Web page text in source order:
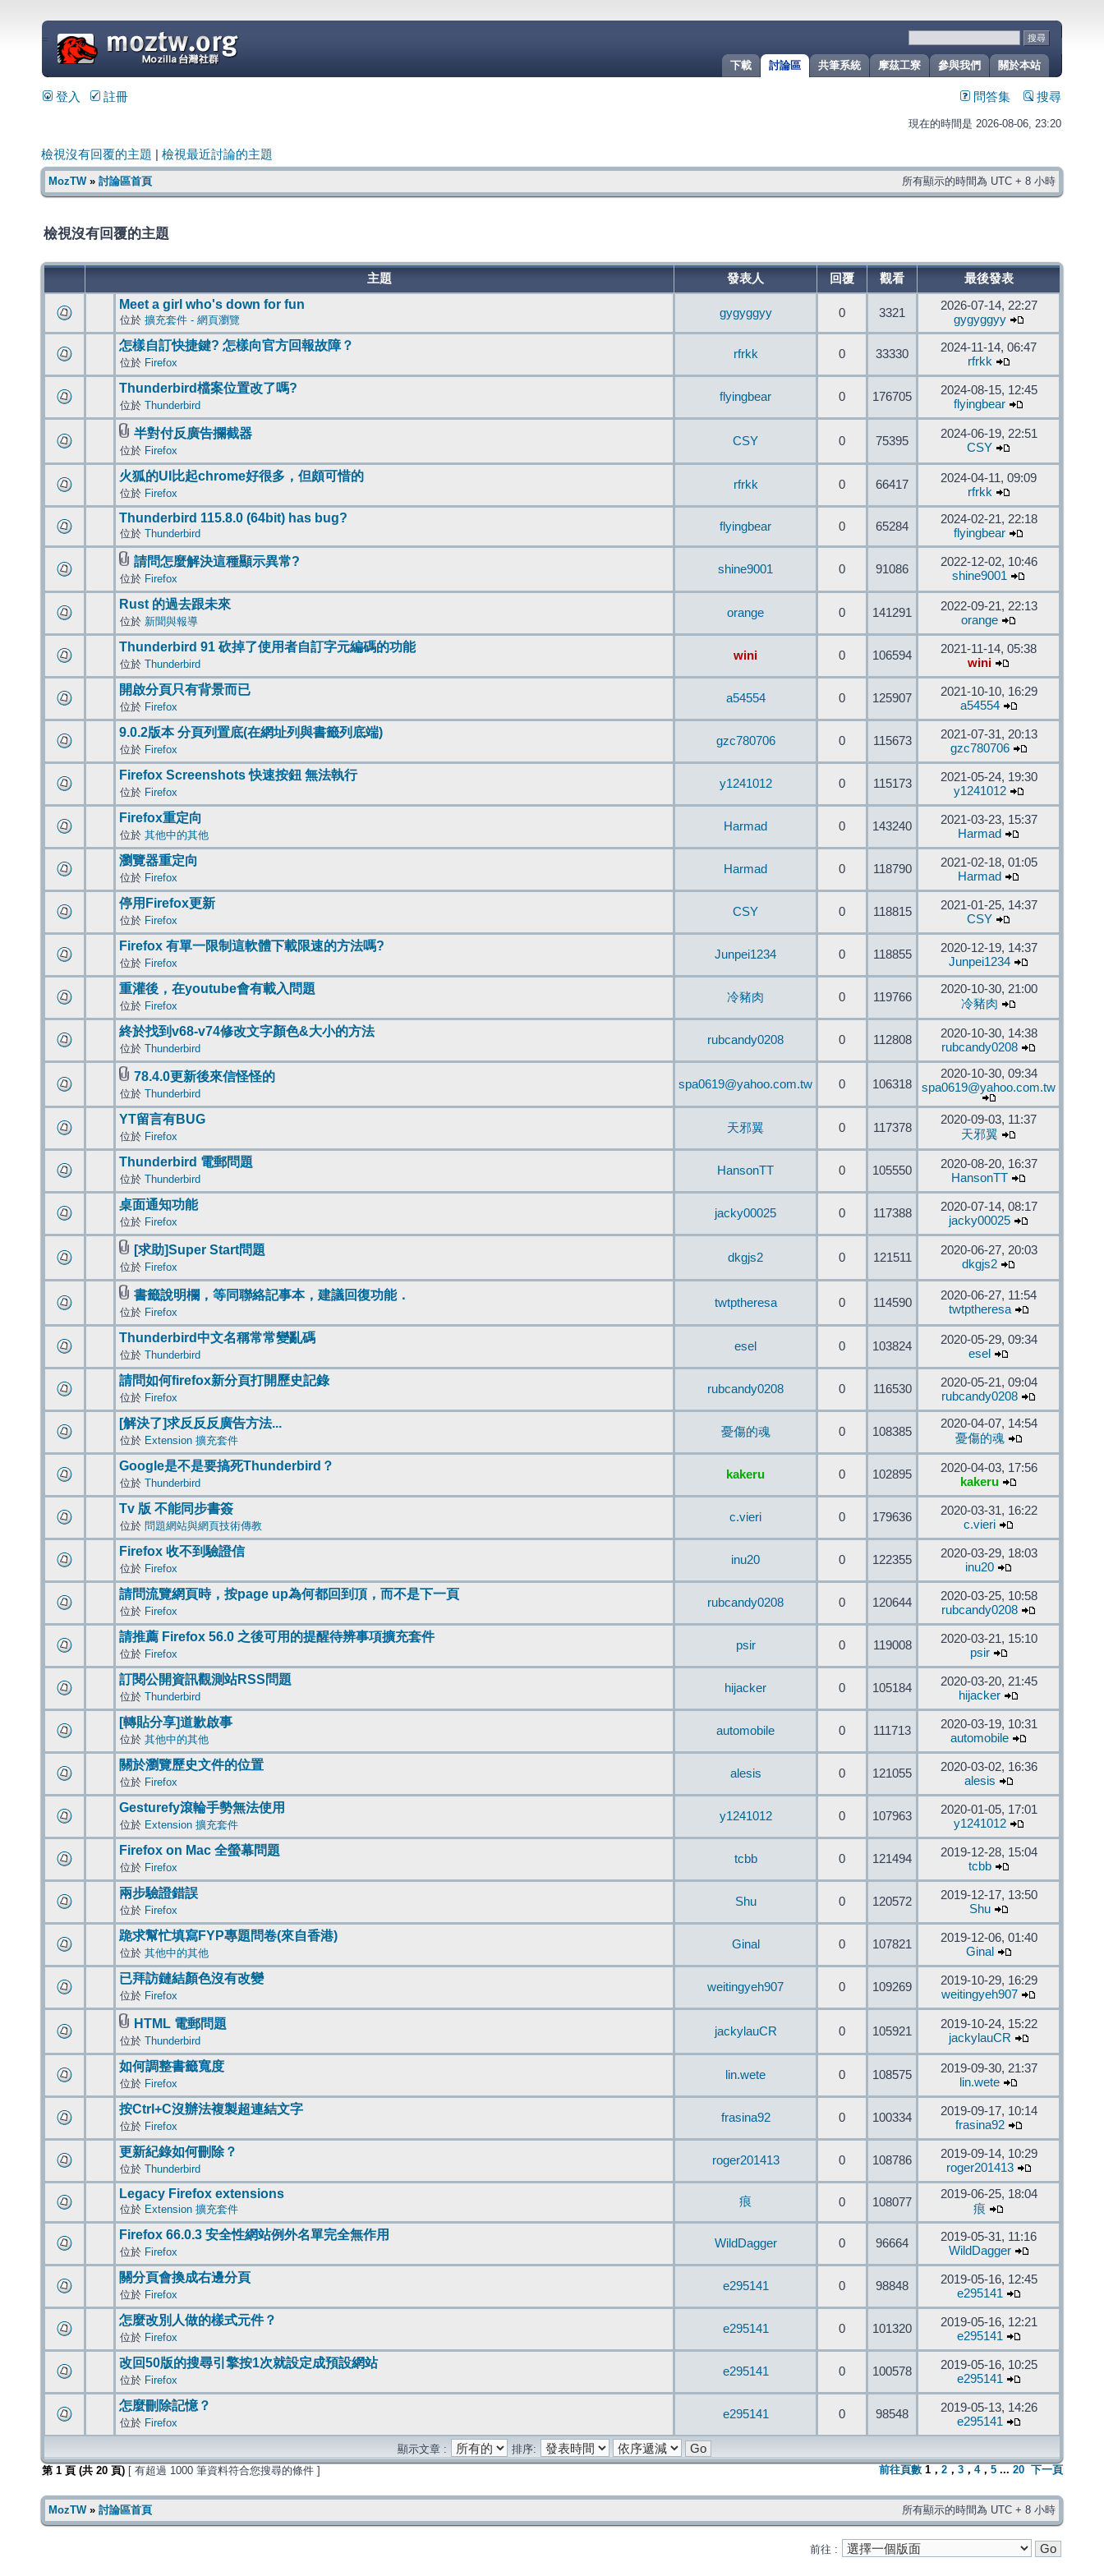
關於本站
參與我們
摩茲工寮
共筆系統
討論區
下載
=
登入 註冊 問答集 搜尋
現在的時間是 2026-08-06, 23:20
檢視沒有回覆的主題 檢視最近討論的主題
MozTW» 討論區首頁 所有顯示的時間為 UTC + 8 小時
檢視沒有回覆的主題
主題 發表人 回覆 觀看 最後發表
Meet a girl who's down for fun
位於 擴充套件 - 網頁瀏覽
gygyggyy 0 3321
2026-07-14, 22:27
gygyggyy
怎樣自訂快捷鍵? 怎樣向官方回報故障？
位於 Firefox
rfrkk 0 33330
2024-11-14, 06:47
rfrkk
Thunderbird檔案位置改了嗎?
位於 Thunderbird
flyingbear 0 176705
2024-08-15, 12:45
flyingbear
半對付反廣告攔截器
位於 Firefox
CSY 0 75395
2024-06-19, 22:51
CSY
火狐的UI比起chrome好很多，但頗可惜的
位於 Firefox
rfrkk 0 66417
2024-04-11, 09:09
rfrkk
Thunderbird 115.8.0 (64bit) has bug?
位於 Thunderbird
flyingbear 0 65284
2024-02-21, 22:18
flyingbear
請問怎麼解決這種顯示異常?
位於 Firefox
shine9001 0 91086
2022-12-02, 10:46
shine9001
Rust 的過去跟未來
位於 新聞與報導
orange 0 141291
2022-09-21, 22:13
orange
Thunderbird 91 砍掉了使用者自訂字元編碼的功能
位於 Thunderbird
wini 0 106594
2021-11-14, 05:38
wini
開啟分頁只有背景而已
位於 Firefox
a54554 0 125907
2021-10-10, 16:29
a54554
9.0.2版本 分頁列置底(在網址列與書籤列底端)
位於 Firefox
gzc780706 0 115673
2021-07-31, 20:13
gzc780706
Firefox Screenshots 快速按鈕 無法執行
位於 Firefox
y1241012 0 115173
2021-05-24, 19:30
y1241012
Firefox重定向
位於 其他中的其他
Harmad 0 143240
2021-03-23, 15:37
Harmad
瀏覽器重定向
位於 Firefox
Harmad 0 118790
2021-02-18, 01:05
Harmad
停用Firefox更新
位於 Firefox
CSY 0 118815
2021-01-25, 14:37
CSY
Firefox 有單一限制這軟體下載限速的方法嗎?
位於 Firefox
Junpei1234 0 118855
2020-12-19, 14:37
Junpei1234
重灌後，在youtube會有載入問題
位於 Firefox
冷豬肉 0 119766
2020-10-30, 21:00
冷豬肉
終於找到v68-v74修改文字顏色&大小的方法
位於 Thunderbird
rubcandy0208 0 112808
2020-10-30, 14:38
rubcandy0208
78.4.0更新後來信怪怪的
位於 Thunderbird
spa0619@yahoo.com.tw 0 106318
2020-10-30, 09:34
spa0619@yahoo.com.tw
YT留言有BUG
位於 Firefox
天邪翼 0 117378
2020-09-03, 11:37
天邪翼
Thunderbird 電郵問題
位於 Thunderbird
HansonTT 0 105550
2020-08-20, 16:37
HansonTT
桌面通知功能
位於 Firefox
jacky00025 0 117388
2020-07-14, 08:17
jacky00025
[求助]Super Start問題
位於 Firefox
dkgjs2 0 121511
2020-06-27, 20:03
dkgjs2
書籤說明欄，等同聯絡記事本，建議回復功能．
位於 Firefox
twtptheresa 0 114590
2020-06-27, 11:54
twtptheresa
Thunderbird中文名稱常常變亂碼
位於 Thunderbird
esel 0 103824
2020-05-29, 09:34
esel
請問如何firefox新分頁打開歷史記錄
位於 Firefox
rubcandy0208 0 116530
2020-05-21, 09:04
rubcandy0208
[解決了]求反反反廣告方法...
位於 Extension 擴充套件
憂傷的魂 0 108385
2020-04-07, 14:54
憂傷的魂
Google是不是要搞死Thunderbird？
位於 Thunderbird
kakeru 0 102895
2020-04-03, 17:56
kakeru
Tv 版 不能同步書簽
位於 問題網站與網頁技術傳教
c.vieri 0 179636
2020-03-31, 16:22
c.vieri
Firefox 收不到驗證信
位於 Firefox
inu20 0 122355
2020-03-29, 18:03
inu20
請問流覽網頁時，按page up為何都回到頂，而不是下一頁
位於 Firefox
rubcandy0208 0 120644
2020-03-25, 10:58
rubcandy0208
請推薦 Firefox 56.0 之後可用的提醒待辨事項擴充套件
位於 Firefox
psir 0 119008
2020-03-21, 15:10
psir
訂閱公開資訊觀測站RSS問題
位於 Thunderbird
hijacker 0 105184
2020-03-20, 21:45
hijacker
[轉貼分享]道歉啟事
位於 其他中的其他
automobile 0 111713
2020-03-19, 10:31
automobile
關於瀏覽歷史文件的位置
位於 Firefox
alesis 0 121055
2020-03-02, 16:36
alesis
Gesturefy滾輪手勢無法使用
位於 Extension 擴充套件
y1241012 0 107963
2020-01-05, 17:01
y1241012
Firefox on Mac 全螢幕問題
位於 Firefox
tcbb 0 121494
2019-12-28, 15:04
tcbb
兩步驗證錯誤
位於 Firefox
Shu 0 120572
2019-12-17, 13:50
Shu
跪求幫忙填寫FYP專題問卷(來自香港)
位於 其他中的其他
Ginal 0 107821
2019-12-06, 01:40
Ginal
已拜訪鏈結顏色沒有改變
位於 Firefox
weitingyeh907 0 109269
2019-10-29, 16:29
weitingyeh907
HTML 電郵問題
位於 Thunderbird
jackylauCR 0 105921
2019-10-24, 15:22
jackylauCR
如何調整書籤寬度
位於 Firefox
lin.wete 0 108575
2019-09-30, 21:37
lin.wete
按Ctrl+C沒辦法複製超連結文字
位於 Firefox
frasina92 0 100334
2019-09-17, 10:14
frasina92
更新紀錄如何刪除？
位於 Thunderbird
roger201413 0 108786
2019-09-14, 10:29
roger201413
Legacy Firefox extensions
位於 Extension 擴充套件
痕 0 108077
2019-06-25, 18:04
痕
Firefox 66.0.3 安全性網站例外名單完全無作用
位於 Firefox
WildDagger 0 96664
2019-05-31, 11:16
WildDagger
關分頁會換成右邊分頁
位於 Firefox
e295141 0 98848
2019-05-16, 12:45
e295141
怎麼改別人做的樣式元件？
位於 Firefox
e295141 0 101320
2019-05-16, 12:21
e295141
改回50版的搜尋引擎按1次就設定成預設網站
位於 Firefox
e295141 0 100578
2019-05-16, 10:25
e295141
怎麼刪除記憶？
位於 Firefox
e295141 0 98548
2019-05-13, 14:26
e295141
顯示文章 :
排序:
第 1 頁 (共 20 頁) [ 有超過 1000 筆資料符合您搜尋的條件 ] 前往頁數 1 ， 2 ， 3 ， 4， 5 ... 20 下一頁
MozTW» 討論區首頁 所有顯示的時間為 UTC + 8 小時
前往 :